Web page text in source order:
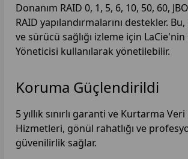
Donanım RAID 0, 1, 5, 6, 10, 50, 60,
RAID yapılandırmalarını destekler.
ve sürücü sağlığı izleme için LaCie'nin
Yöneticisi kullanılarak yönetilebilir.
Koruma Güçlendirildi
5 yıllık sınırlı garanti ve Kurtarma
Hizmetleri, gönül rahatlığı ve
güvenilirlik sağlar.